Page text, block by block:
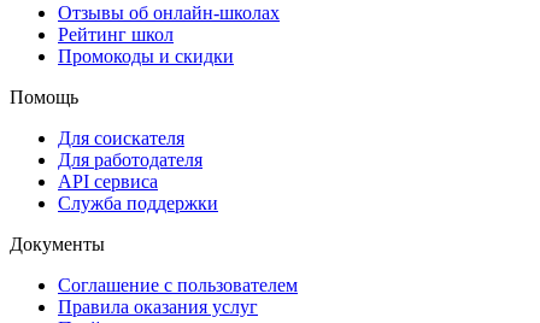
Отзывы об онлайн-школах
Рейтинг школ
Промокоды и скидки
Помощь
Для соискателя
Для работодателя
API сервиса
Служба поддержки
Документы
Соглашение с пользователем
Правила оказания услуг